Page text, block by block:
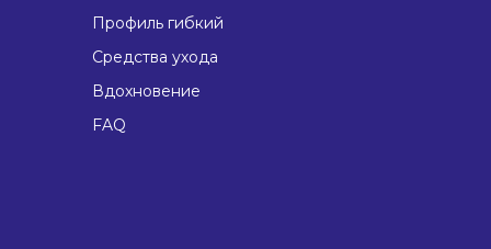
Профиль гибкий
Средства ухода
Вдохновение
FAQ